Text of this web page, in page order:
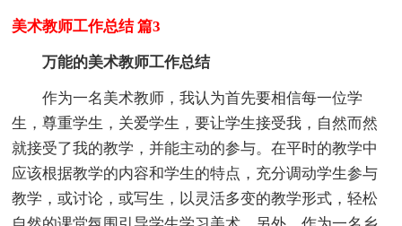
美术教师工作总结 篇3
万能的美术教师工作总结
作为一名美术教师，我认为首先要相信每一位学
生，尊重学生，关爱学生，要让学生接受我，自然而然
就接受了我的教学，并能主动的参与。在平时的教学中
应该根据教学的内容和学生的特点，充分调动学生参与
教学，或讨论，或写生，以灵活多变的教学形式，轻松